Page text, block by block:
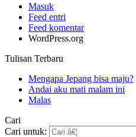
Masuk
Feed entri
Feed komentar
WordPress.org
Tulisan Terbaru
Mengapa Jepang bisa maju?
Andai aku mati malam ini
Malas
Cari
Cari untuk: